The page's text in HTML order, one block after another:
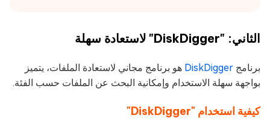
الثاني: "DiskDigger" لاستعادة سهلة
برنامج DiskDigger هو برنامج مجاني لاستعادة الملفات، يتميز
بواجهة سهلة الاستخدام وإمكانية البحث عن الملفات حسب الفئة.
كيفية استخدام "DiskDigger"